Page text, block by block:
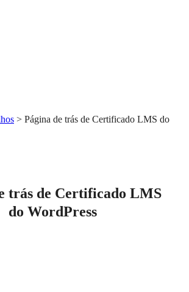
> Página de trás de Certificado LMS do
trás de Certificado LMS
do WordPress